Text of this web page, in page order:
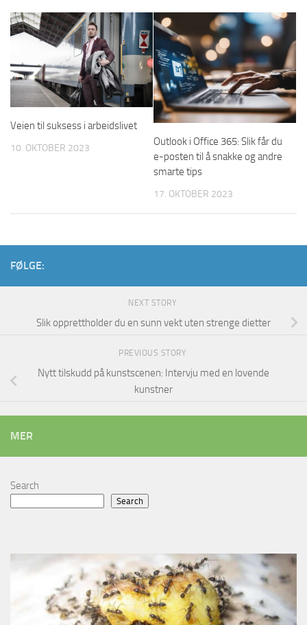
Veien til suksess i arbeidslivet
10. OKTOBER 2023
Outlook i Office 365: Slik får du
e-posten til å snakke og andre
smarte tips
17. OKTOBER 2023
FØLGE:
NEXT STORY
Slik opprettholder du en sunn vekt uten strenge dietter
PREVIOUS STORY
Nytt tilskudd på kunstscenen: Intervju med en lovende
kunstner
MER
Search
Search